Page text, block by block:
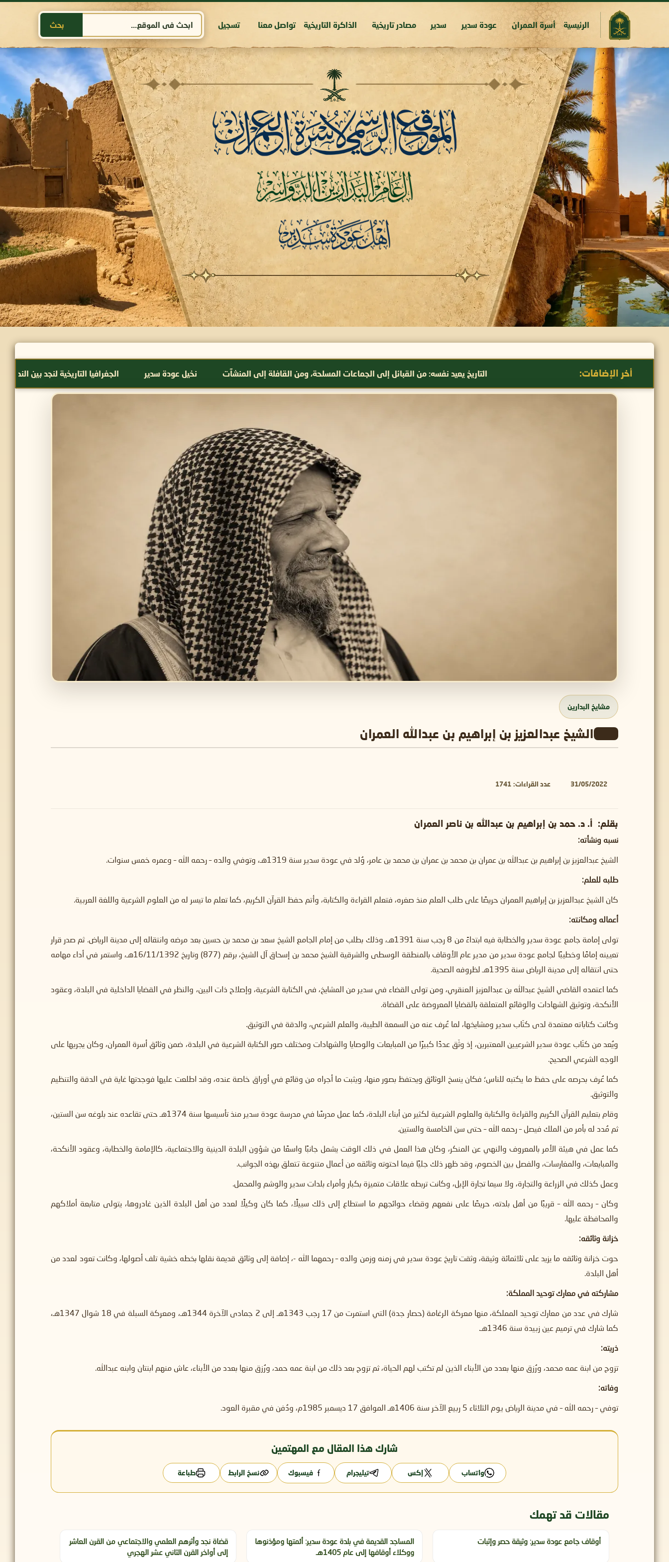
الرئيسية أسرة العمران عودة سدير سدير مصادر تاريخية الذاكرة التاريخية تواصل معنا تسجيل بحث
أخر الإضافات: التاريخ يعيد نفسه: من القبائل إلى الجماعات المسلحة، ومن القافلة إلى المنشآت نخيل عودة سدير الجغرافيا التاريخية لنجد بين النص والمكان
مشايخ البدارين
الشيخ عبدالعزيز بن إبراهيم بن عبدالله العمران
31/05/2022 عدد القراءات: 1741
بقلم: أ. د. حمد بن إبراهيم بن عبدالله بن ناصر العمران
نسبه ونشأته:
الشيخ عبدالعزيز بن إبراهيم بن عبدالله بن عمران بن محمد بن عمران بن محمد بن عامر، وُلد في عودة سدير سنة 1319هـ، وتوفي والده – رحمه الله – وعمره خمس سنوات.
طلبه للعلم:
كان الشيخ عبدالعزيز بن إبراهيم العمران حريصًا على طلب العلم منذ صغره، فتعلم القراءة والكتابة، وأتم حفظ القرآن الكريم، كما تعلم ما تيسر له من العلوم الشرعية واللغة العربية.
أعماله ومكانته:
تولى إمامة جامع عودة سدير والخطابة فيه ابتداءً من 8 رجب سنة 1391هـ، وذلك بطلب من إمام الجامع الشيخ سعد بن محمد بن حسين بعد مرضه وانتقاله إلى مدينة الرياض. ثم صدر قرار
تعيينه إمامًا وخطيبًا لجامع عودة سدير من مدير عام الأوقاف بالمنطقة الوسطى والشرقية الشيخ محمد بن إسحاق آل الشيخ، برقم (877) وتاريخ 16/11/1392هـ، واستمر في أداء مهامه
حتى انتقاله إلى مدينة الرياض سنة 1395هـ لظروفه الصحية.
كما اعتمده القاضي الشيخ عبدالله بن عبدالعزيز العنقري، ومن تولى القضاء في سدير من المشايخ، في الكتابة الشرعية، وإصلاح ذات البين، والنظر في القضايا الداخلية في البلدة، وعقود
الأنكحة، وتوثيق الشهادات والوقائع المتعلقة بالقضايا المعروضة على القضاة.
وكانت كتاباته معتمدة لدى كتّاب سدير ومشايخها، لما عُرف عنه من السمعة الطيبة، والعلم الشرعي، والدقة في التوثيق.
ويُعد من كتّاب عودة سدير الشرعيين المعتبرين، إذ وثّق عددًا كبيرًا من المبايعات والوصايا والشهادات ومختلف صور الكتابة الشرعية في البلدة، ضمن وثائق أسرة العمران، وكان يجريها على
الوجه الشرعي الصحيح.
كما عُرف بحرصه على حفظ ما يكتبه للناس؛ فكان ينسخ الوثائق ويحتفظ بصور منها، ويثبت ما أجراه من وقائع في أوراق خاصة عنده، وقد اطلعت عليها فوجدتها غاية في الدقة والتنظيم
والتوثيق.
وقام بتعليم القرآن الكريم والقراءة والكتابة والعلوم الشرعية لكثير من أبناء البلدة، كما عمل مدرسًا في مدرسة عودة سدير منذ تأسيسها سنة 1374هـ حتى تقاعده عند بلوغه سن الستين،
ثم مُدد له بأمر من الملك فيصل – رحمه الله – حتى سن الخامسة والستين.
كما عمل في هيئة الأمر بالمعروف والنهي عن المنكر، وكان هذا العمل في ذلك الوقت يشمل جانبًا واسعًا من شؤون البلدة الدينية والاجتماعية، كالإمامة والخطابة، وعقود الأنكحة،
والمبايعات، والمغارسات، والفصل بين الخصوم، وقد ظهر ذلك جليًا فيما احتوته وثائقه من أعمال متنوعة تتعلق بهذه الجوانب.
وعمل كذلك في الزراعة والتجارة، ولا سيما تجارة الإبل، وكانت تربطه علاقات متميزة بكبار وأمراء بلدات سدير والوشم والمحمل.
وكان – رحمه الله – قريبًا من أهل بلدته، حريصًا على نفعهم وقضاء حوائجهم ما استطاع إلى ذلك سبيلًا، كما كان وكيلًا لعدد من أهل البلدة الذين غادروها، يتولى متابعة أملاكهم
والمحافظة عليها.
خزانة وثائقه:
حوت خزانة وثائقه ما يزيد على ثلاثمائة وثيقة، وثقت تاريخ عودة سدير في زمنه وزمن والده – رحمهما الله -، إضافة إلى وثائق قديمة نقلها بخطه خشية تلف أصولها، وكانت تعود لعدد من
أهل البلدة.
مشاركته في معارك توحيد المملكة:
شارك في عدد من معارك توحيد المملكة، منها معركة الرغامة (حصار جدة) التي استمرت من 17 رجب 1343هـ إلى 2 جمادى الآخرة 1344هـ، ومعركة السبلة في 18 شوال 1347هـ،
كما شارك في ترميم عين زبيدة سنة 1346هـ.
ذريته:
تزوج من ابنة عمه محمد، ورُزق منها بعدد من الأبناء الذين لم تكتب لهم الحياة، ثم تزوج بعد ذلك من ابنة عمه حمد، ورُزق منها بعدد من الأبناء، عاش منهم ابنتان وابنه عبدالله.
وفاته:
توفي – رحمه الله – في مدينة الرياض يوم الثلاثاء 5 ربيع الآخر سنة 1406هـ الموافق 17 ديسمبر 1985م، ودُفن في مقبرة العود.
شارك هذا المقال مع المهتمين
واتساب إكس تيليجرام فيسبوك نسخ الرابط طباعة
مقالات قد تهمك
أوقاف جامع عودة سدير: وثيقة حصر وإثبات
المساجد القديمة في بلدة عودة سدير: أئمتها ومؤذنوها
ووكلاء أوقافها إلى عام 1405هـ
قضاة نجد وأثرهم العلمي والاجتماعي من القرن العاشر
إلى أواخر القرن الثاني عشر الهجري